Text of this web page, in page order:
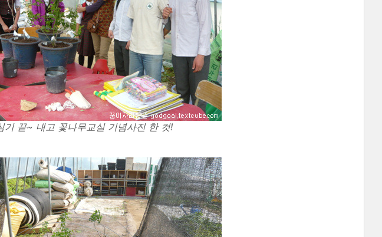
기 끝~ 내고 꽃나무교실 기념사진 한 컷!